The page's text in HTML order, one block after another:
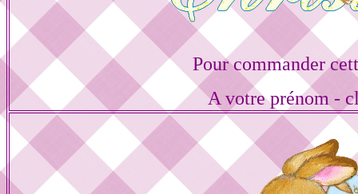
Pour commander
A votre prénom -